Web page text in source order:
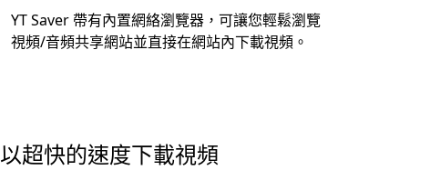
YT Saver 帶有內置網絡瀏覽器，可讓您輕鬆瀏覽
視頻/音頻共享網站並直接在網站內下載視頻。
以超快的速度下載視頻